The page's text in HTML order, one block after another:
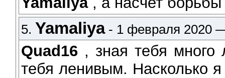
5. Yamaliya- 1 февраля 2020
Quad16 , зная тебя много
тебя ленивым. Насколько